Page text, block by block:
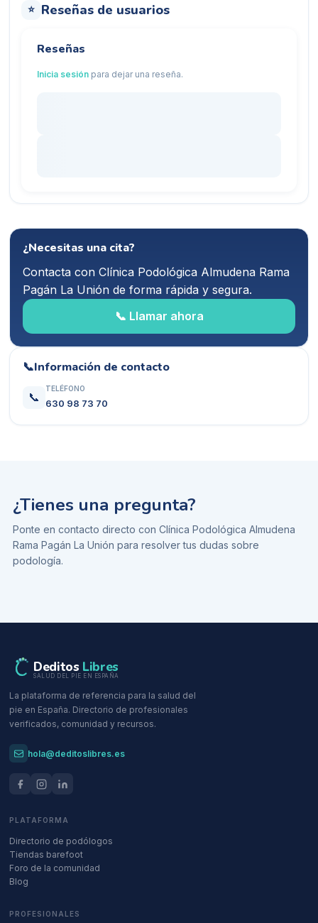
⭐ Reseñas de usuarios
Reseñas
Inicia sesión para dejar una reseña.
¿Necesitas una cita?
Contacta conClínica Podológica Almudena Rama
Pagán La Unión de forma rápida y segura.
📞 Llamar ahora
📞Información de contacto
📞
TELÉFONO
630 98 73 70
¿Tienes una pregunta?
Ponte en contacto directo con Clínica Podológica Almudena
Rama Pagán La Unión para resolver tus dudas sobre
podología.
Deditos Libres
SALUD DEL PIE EN ESPAÑA
La plataforma de referencia para la salud del
pie en España. Directorio de profesionales
verificados, comunidad y recursos.
hola@deditoslibres.es
PLATAFORMA
Directorio de podólogos
Tiendas barefoot
Foro de la comunidad
Blog
PROFESIONALES